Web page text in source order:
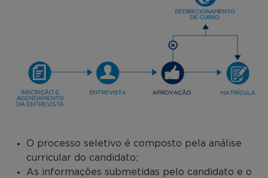
O processo seletivo é composto pela análise
curricular do candidato;
As informações submetidas pelo candidato e o